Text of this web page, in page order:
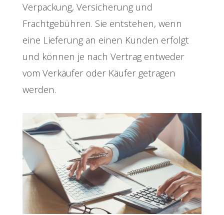
Verpackung, Versicherung und
Frachtgebühren. Sie entstehen, wenn
eine Lieferung an einen Kunden erfolgt
und können je nach Vertrag entweder
vom Verkäufer oder Käufer getragen
werden.